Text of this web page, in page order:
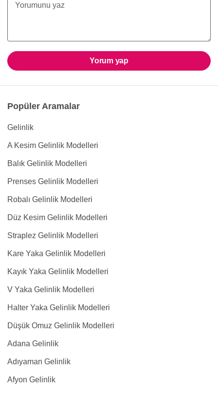
Yorum yap
Popüler Aramalar
Gelinlik
A Kesim Gelinlik Modelleri
Balık Gelinlik Modelleri
Prenses Gelinlik Modelleri
Robalı Gelinlik Modelleri
Düz Kesim Gelinlik Modelleri
Straplez Gelinlik Modelleri
Kare Yaka Gelinlik Modelleri
Kayık Yaka Gelinlik Modelleri
V Yaka Gelinlik Modelleri
Halter Yaka Gelinlik Modelleri
Düşük Omuz Gelinlik Modelleri
Adana Gelinlik
Adıyaman Gelinlik
Afyon Gelinlik